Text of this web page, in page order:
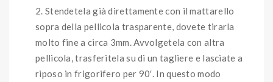
Stendetela già direttamente con il mattarello
sopra della pellicola trasparente, dovete tirarla
molto fine a circa 3mm. Avvolgetela con altra
pellicola, trasferitela su di un tagliere e lasciate a
riposo in frigorifero per 90′. In questo modo